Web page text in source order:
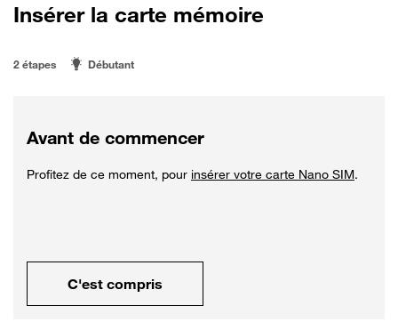
Insérer la carte mémoire
2 étapes Débutant
Avant de commencer
Profitez de ce moment, pour insérer votre carte Nano SIM.
C'est compris